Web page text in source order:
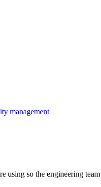
management
so the engineering